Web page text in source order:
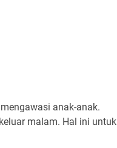
anak-anak.
malam. Hal ini untuk